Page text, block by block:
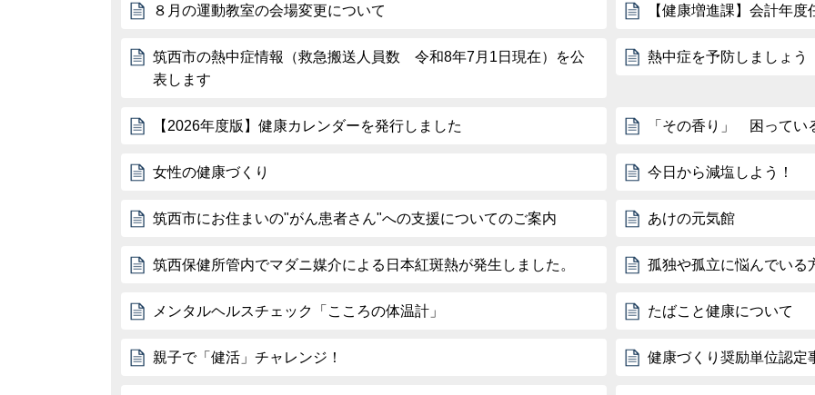
８月の運動教室の会場変更について 【健康増進課】会計年
筑西市の熱中症情報（救急搬送人員数 令和8年7月1日現在）を公
表します
熱中症を予防しましょう
【2026年度版】健康カレンダーを発行しました 「その香り」 困ってい
女性の健康づくり 今日から減塩しよう！
筑西市にお住まいの"がん患者さん"への支援についてのご案内 あけの元気館
筑西保健所管内でマダニ媒介による日本紅斑熱が発生しました。 孤独や孤立に悩んでいる
メンタルヘルスチェック「こころの体温計」 たばこと健康について
親子で「健活」チャレンジ！ 健康づくり奨励単位認定